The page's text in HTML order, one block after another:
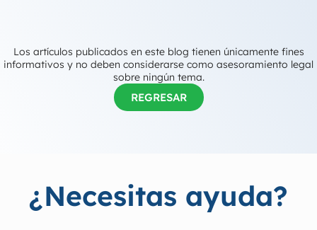
Los artículos publicados en este blog tienen únicamente fines
informativos y no deben considerarse como asesoramiento legal
sobre ningún tema.
REGRESAR
¿Necesitas ayuda?